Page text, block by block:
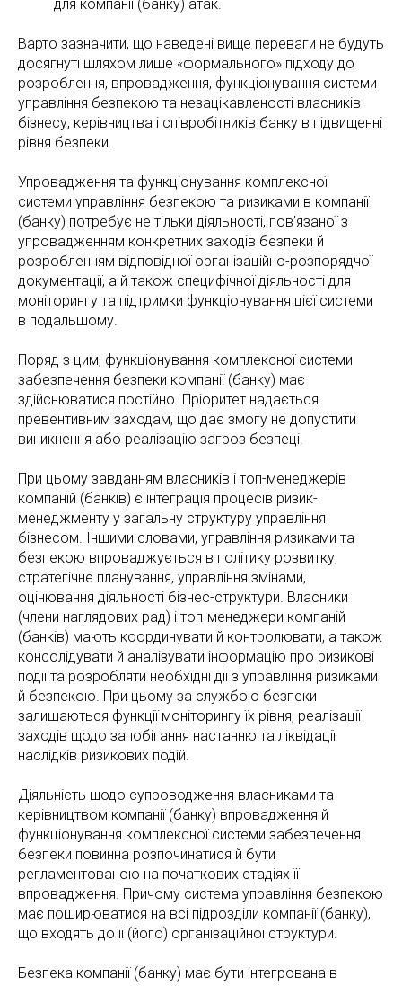
для компанії (банку) атак.
Варто зазначити, що наведені вище переваги не будуть
досягнуті шляхом лише «формального» підходу до
розроблення, впровадження, функціонування системи
управління безпекою та незацікавленості власників
бізнесу, керівництва і співробітників банку в підвищенні
рівня безпеки.
Упровадження та функціонування комплексної
системи управління безпекою та ризиками в компанії
(банку) потребує не тільки діяльності, пов’язаної з
упровадженням конкретних заходів безпеки й
розробленням відповідної організаційно-розпорядчої
документації, а й також специфічної діяльності для
моніторингу та підтримки функціонування цієї системи
в подальшому.
Поряд з цим, функціонування комплексної системи
забезпечення безпеки компанії (банку) має
здійснюватися постійно. Пріоритет надається
превентивним заходам, що дає змогу не допустити
виникнення або реалізацію загроз безпеці.
При цьому завданням власників і топ-менеджерів
компаній (банків) є інтеграція процесів ризик-
менеджменту у загальну структуру управління
бізнесом. Іншими словами, управління ризиками та
безпекою впроваджується в політику розвитку,
стратегічне планування, управління змінами,
оцінювання діяльності бізнес-структури. Власники
(члени наглядових рад) і топ-менеджери компаній
(банків) мають координувати й контролювати, а також
консолідувати й аналізувати інформацію про ризикові
події та розробляти необхідні дії з управління ризиками
й безпекою. При цьому за службою безпеки
залишаються функції моніторингу їх рівня, реалізації
заходів щодо запобігання настанню та ліквідації
наслідків ризикових подій.
Діяльність щодо супроводження власниками та
керівництвом компанії (банку) впровадження й
функціонування комплексної системи забезпечення
безпеки повинна розпочинатися й бути
регламентованою на початкових стадіях її
впровадження. Причому система управління безпекою
має поширюватися на всі підрозділи компанії (банку),
що входять до її (його) організаційної структури.
Безпека компанії (банку) має бути інтегрована в